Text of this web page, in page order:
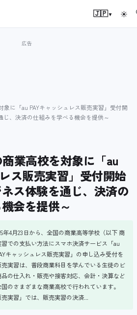
🇯🇵▾ ☀
象に「au PAYキャッシュレス販売実習」受付開
じ、決済の仕組みを学べる機会を提供～
業高校を対象に「au
ス販売実習」受付開始
ス体験を通じ、決済の
会を提供～
年4月23日から、全国の商業高等学校（以下 商
での支払い方法にスマホ決済サービス「au
キャッシュレス販売実習」の申し込み受付を
実習は、普段商業科目を学んでいる生徒のビ
の仕入れ・販売や接客対応、会計・決算など
のさまざまな商業高校で行われています。
売実習」では、販売実習の決済...